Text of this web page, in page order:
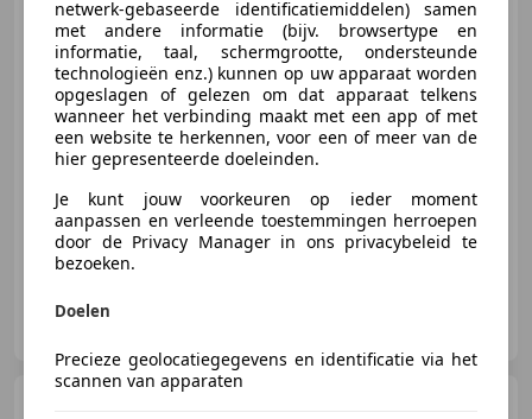
€ 16.945
09/1968 93.247 km Benzine -/-
Auto Harmen
netwerk-gebaseerde identificatiemiddelen) samen
met andere informatie (bijv. browsertype en
informatie, taal, schermgrootte, ondersteunde
technologieën enz.) kunnen op uw apparaat worden
opgeslagen of gelezen om dat apparaat telkens
wanneer het verbinding maakt met een app of met
een website te herkennen, voor een of meer van de
hier gepresenteerde doeleinden.
Je kunt jouw voorkeuren op ieder moment
aanpassen en verleende toestemmingen herroepen
door de Privacy Manager in ons privacybeleid te
bezoeken.
Doelen
Precieze geolocatiegegevens en identificatie via het
scannen van apparaten